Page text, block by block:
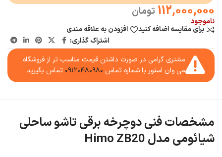
112,000,000 تومان
ناموجود
برای مقایسه اضافه کنید
افزودن به علاقه مندی
اشتراک گذاری:
مشتری گرامی در صورت داشتن قیمت مناسب تر از فروشگاه
می وان استور با شماره تماس ۰۹۱۲۰۴۸۰۹۸۰ تماس بگیرید
مشخصات فنی دوچرخه برقی تاشو ساحلی
شیائومی مدل Himo ZB20